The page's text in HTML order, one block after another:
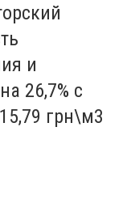
и
26,7% с
грн\м3